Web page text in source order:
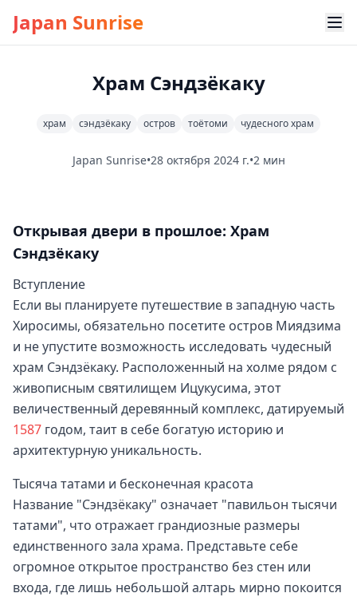
Japan Sunrise
Храм Сэндзёкаку
храм сэндзёкаку остров тоётоми чудесного храм
Japan Sunrise•28 октября 2024 г.•2 мин
Открывая двери в прошлое: Храм
Сэндзёкаку
Вступление
Если вы планируете путешествие в западную часть
Хиросимы, обязательно посетите остров Миядзима
и не упустите возможность исследовать чудесный
храм Сэндзёкаку. Расположенный на холме рядом с
живописным святилищем Ицукусима, этот
величественный деревянный комплекс, датируемый
1587 годом, таит в себе богатую историю и
архитектурную уникальность.
Тысяча татами и бесконечная красота
Название "Сэндзёкаку" означает "павильон тысячи
татами", что отражает грандиозные размеры
единственного зала храма. Представьте себе
огромное открытое пространство без стен или
входа, где лишь небольшой алтарь мирно покоится